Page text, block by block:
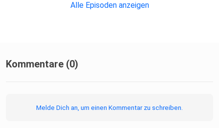
Alle Episoden anzeigen
Kommentare (0)
Melde Dich an, um einen Kommentar zu schreiben.